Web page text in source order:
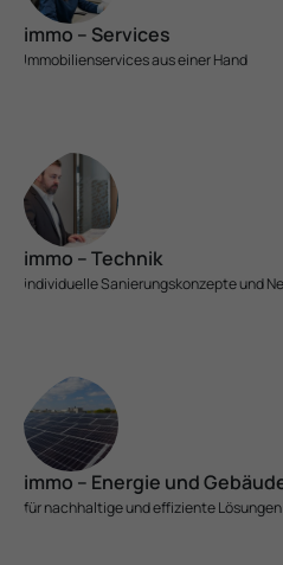
immo – Services
Immobilien­services aus einer Hand
immo – Technik
indivi­duelle Sanierungs­konzepte und
immo – Energie und
für nach­haltige und effi­ziente Lösungen